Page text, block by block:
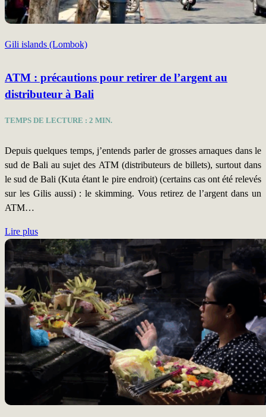
Gili islands (Lombok)
ATM : précautions pour retirer de l’argent au
distributeur à Bali
TEMPS DE LECTURE : 2 MIN.
Depuis quelques temps, j’entends parler de grosses arnaques dans le
sud de Bali au sujet des ATM (distributeurs de billets), surtout dans
le sud de Bali (Kuta étant le pire endroit) (certains cas ont été relevés
sur les Gilis aussi) : le skimming. Vous retirez de l’argent dans un
ATM…
Lire plus